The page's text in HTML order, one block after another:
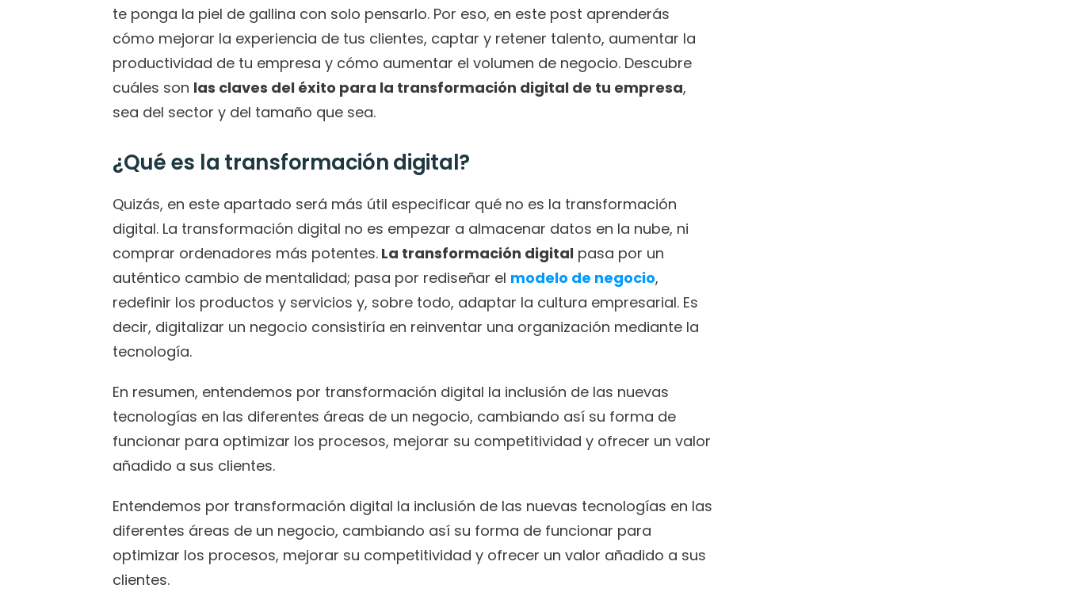
te ponga la piel de gallina con solo pensarlo. Por eso, en este post aprenderás
cómo mejorar la experiencia de tus clientes, captar y retener talento, aumentar la
productividad de tu empresa y cómo aumentar el volumen de negocio. Descubre
cuáles son las claves del éxito para la transformación digital de tu empresa,
sea del sector y del tamaño que sea.
¿Qué es la transformación digital?
Quizás, en este apartado será más útil especificar qué no es la transformación
digital. La transformación digital no es empezar a almacenar datos en la nube, ni
comprar ordenadores más potentes. La transformación digital pasa por un
auténtico cambio de mentalidad; pasa por rediseñar el modelo de negocio,
redefinir los productos y servicios y, sobre todo, adaptar la cultura empresarial. Es
decir, digitalizar un negocio consistiría en reinventar una organización mediante la
tecnología.
En resumen, entendemos por transformación digital la inclusión de las nuevas
tecnologías en las diferentes áreas de un negocio, cambiando así su forma de
funcionar para optimizar los procesos, mejorar su competitividad y ofrecer un valor
añadido a sus clientes.
Entendemos por transformación digital la inclusión de las nuevas tecnologías en las
diferentes áreas de un negocio, cambiando así su forma de funcionar para
optimizar los procesos, mejorar su competitividad y ofrecer un valor añadido a sus
clientes.